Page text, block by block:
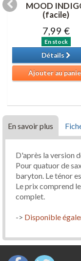
MOOD
(facile)
7,99 €
En stock
Détails
Ajouter au
En savoir plus
D'après la version
Pour quatuor de
baryton. Le ténor
Le prix comprend
complet.
-> Disponible